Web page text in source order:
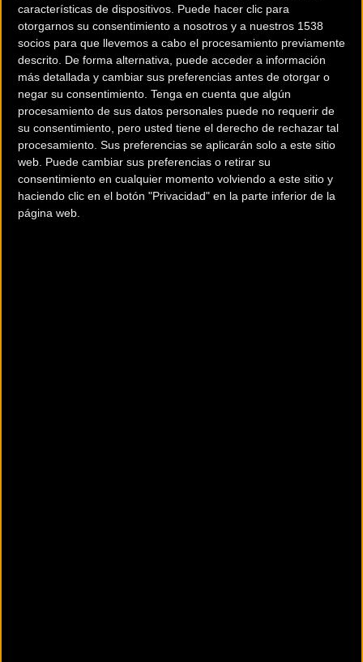
características de dispositivos. Puede hacer clic para
otorgarnos su consentimiento a nosotros y a nuestros 1538
socios para que llevemos a cabo el procesamiento previamente
descrito. De forma alternativa, puede acceder a información
más detallada y cambiar sus preferencias antes de otorgar o
negar su consentimiento. Tenga en cuenta que algún
procesamiento de sus datos personales puede no requerir de
su consentimiento, pero usted tiene el derecho de rechazar tal
procesamiento. Sus preferencias se aplicarán solo a este sitio
web. Puede cambiar sus preferencias o retirar su
consentimiento en cualquier momento volviendo a este sitio y
haciendo clic en el botón "Privacidad" en la parte inferior de la
página web.
Terms of use © 1987–2026 HERE
200 km
¿Eres el propietario de esta tienda? Descubre cómo hacerte tienda
Premium para llegar a más clientes.
Comercios Bz Premium
MC SKI BIKE